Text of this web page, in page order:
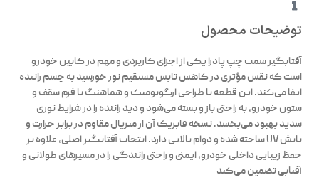
توضیحات محصول
آفتابگیر سمت چپ پادرا یکی از اجزای کاربردی و مهم در کابین خودرو
است که نقش مؤثری در کاهش تابش مستقیم نور خورشید به چشم راننده
ایفا می‌کند. این قطعه با طراحی ارگونومیک و هماهنگ با فرم سقف و
ستون خودرو، به راحتی باز و بسته می‌شود و دید راننده را در شرایط نوری
شدید بهبود می‌بخشد. نسخه فابریک آن از متریال مقاوم در برابر حرارت و
تابش UV ساخته شده و دوام بالایی دارد. انتخاب آفتابگیر اصلی، علاوه بر
حفظ زیبایی داخلی خودرو، ایمنی و راحتی رانندگی را در مسیرهای طولانی و
آفتابی تضمین می‌کند